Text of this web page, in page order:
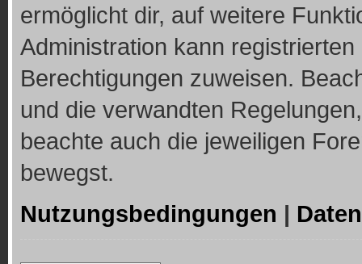
ermöglicht dir, auf weitere
Administration kann
Berechtigungen zuweisen.
und die verwandten
beachte auch die jeweiligen
bewegst.
Nutzungsbedingungen |